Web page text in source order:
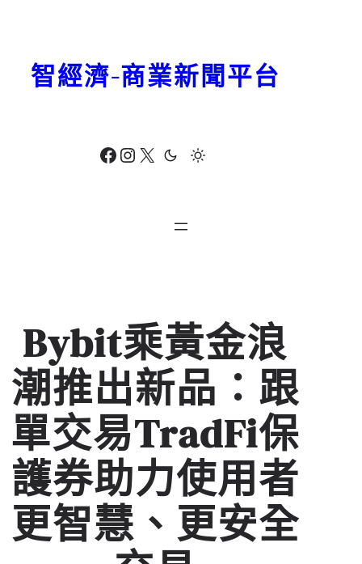
Facebook Instagram X
智經濟-商業新聞平台
Bybit乘黃金浪
潮推出新品：跟
單交易TradFi保
護券助力使用者
更智慧、更安全